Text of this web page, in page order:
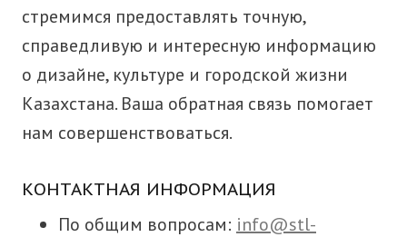
стремимся предоставлять точную,
справедливую и интересную информацию
о дизайне, культуре и городской жизни
Казахстана. Ваша обратная связь помогает
нам совершенствоваться.
КОНТАКТНАЯ ИНФОРМАЦИЯ
По общим вопросам: info@stl-